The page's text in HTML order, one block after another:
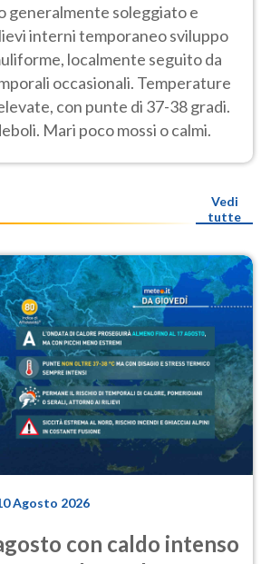
generalmente soleggiato e
interni temporaneo sviluppo
localmente seguito da
occasionali. Temperature
con punte di 37-38 gradi.
Mari poco mossi o calmi.
Vedi
tutte
Agosto 2026
con caldo intenso